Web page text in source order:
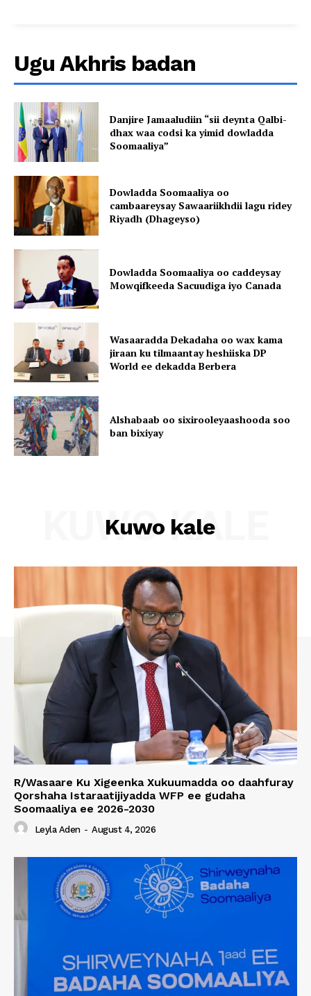
Ugu Akhris badan
Danjire Jamaaludiin “sii deynta Qalbi-
dhax waa codsi ka yimid dowladda
Soomaaliya”
Dowladda Soomaaliya oo
cambaareysay Sawaariikhdii lagu ridey
Riyadh (Dhageyso)
Dowladda Soomaaliya oo caddeysay
Mowqifkeeda Sacuudiga iyo Canada
Wasaaradda Dekadaha oo wax kama
jiraan ku tilmaantay heshiiska DP
World ee dekadda Berbera
Alshabaab oo sixirooleyaashooda soo
ban bixiyay
Kuwo kale
KUWO KALE
R/Wasaare Ku Xigeenka Xukuumadda oo daahfuray
Qorshaha Istaraatijiyadda WFP ee gudaha
Soomaaliya ee 2026-2030
Leyla Aden - August 4, 2026